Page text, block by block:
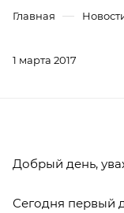
Главная —
1 марта 2017
Добрый день,
Сегодня первый